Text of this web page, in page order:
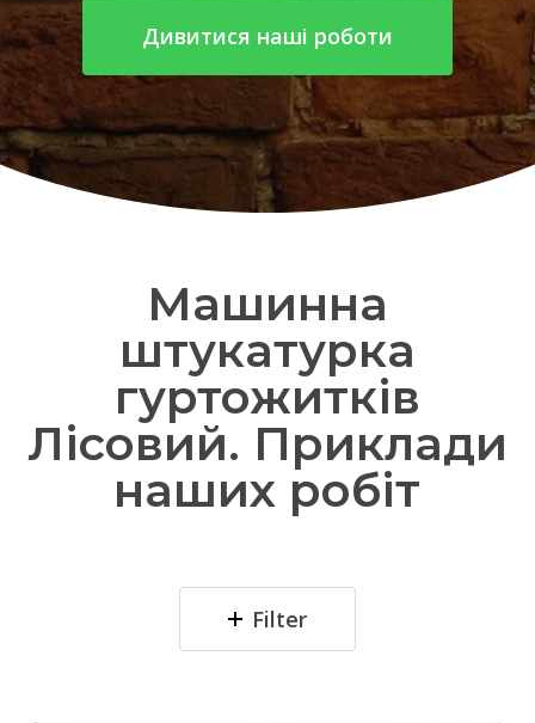
Дивитися наші роботи
Машинна
штукатурка
гуртожитків
Лісовий. Приклади
наших робіт
Filter